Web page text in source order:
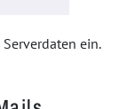
ein.